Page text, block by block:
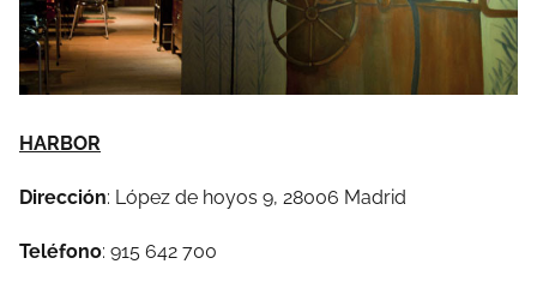
HARBOR
Dirección: López de hoyos 9, 28006 Madrid
Teléfono: 915 642 700